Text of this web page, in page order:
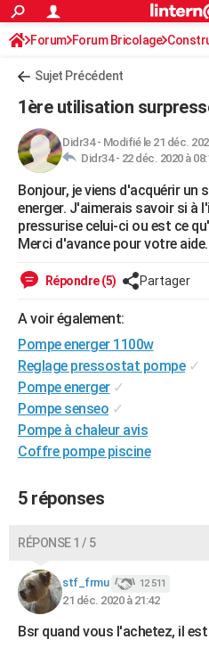
ACTUALITÉS
Politique
Société
Faits Divers
Education
Monde
Villes
+
FINANCE
Retraite
Impôts
Epargne
Immobilier
Risques naturels par ville
Banque
Assurance
Crédit
AUTO
Essais
Réserver un essai
Citadines
Berlines
SUV
Forum auto
+HIGH-TECH
Mobiles
Meilleur smartphone
Internet
Ordinateurs
Jeux vidéo
Guide high-tech
+BRICOLAGE
Forum
Aménagement intérieur
Extérieur
Cuisine
Salle de bains
Jardinage
Rangement
WEEK-END
LIFESTYLE
Art de vivre
Bien-être
Loisirs
Mode
Modes de vie
SANTE
Alimentation
Guide de la santé
Maladies
Médicaments
Sommeil
VOYAGE
Destinations
City break
Voyage nature
Voyage de noces
Forum
Climat
+PHOTO
GUIDES D'ACHAT
BONS PLANS
Dictionnaire
Biographies
Citations
Expressions
Proverbes
PROGRAMME TV
COPAINS D'AVANT
Forum Forum Bricolage
Sujet Précédent
1ère utilisation
Didr34- Modifié le 21 déc.
Didr34 - 22 déc. 2020 à
Bonjour, je viens d'acquérir un
energer. J'aimerais savoir si à
pressurise celui-ci ou est ce
Merci d'avance pour votre
Répondre (5) Partager
A voir également:
Pompe energer 1100w
Reglage pressostat pompe ✓
Pompe energer ✓
Pompe senseo ✓
Pompe à chaleur avis
Coffre pompe piscine
5 réponses
RÉPONSE 1 / 5
stf_frmu 12 511
21 déc. 2020 à 21:42
Bsr quand vous l'achetez, il est